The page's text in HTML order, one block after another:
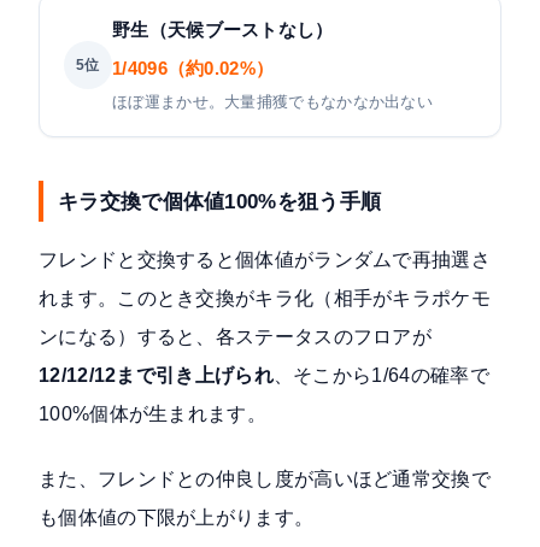
5位
野生（天候ブーストなし）
1/4096（約0.02%）
ほぼ運まかせ。大量捕獲でもなかなか出ない
キラ交換で個体値100%を狙う手順
フレンドと交換すると個体値がランダムで再抽選さ
れます。このとき交換がキラ化（相手がキラポケモ
ンになる）すると、各ステータスのフロアが
12/12/12まで引き上げられ、そこから1/64の確率で
100%個体が生まれます。
また、フレンドとの仲良し度が高いほど通常交換で
も個体値の下限が上がります。